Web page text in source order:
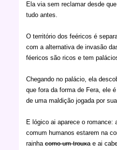
Ela via sem reclamar desde
tudo antes.
O território dos feéricos é
com a alternativa de invasão
féericos são ricos e tem
Chegando no palácio, ela
que fora da forma de Fera, ele
de uma maldição jogada por
E lógico ai aparece o
comum humanos estarem na
rainha como um trouxae ai